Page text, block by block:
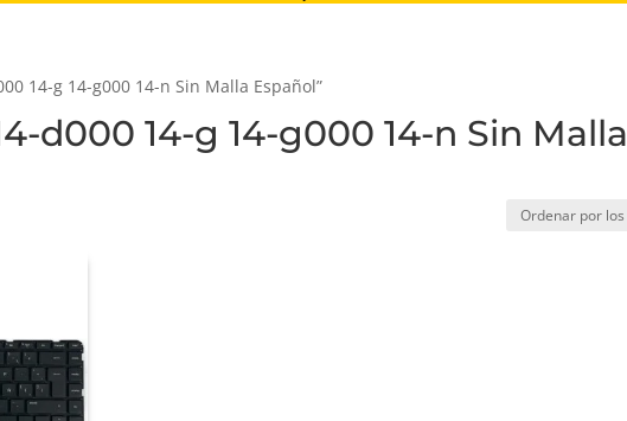
14-g 14-g000 14-n Sin Malla Español”
d000 14-g 14-g000 14-n Sin Malla